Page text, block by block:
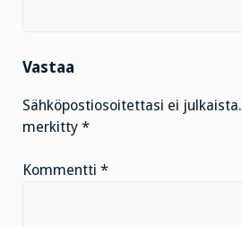
Vastaa
Sähköpostiosoitettasi ei julkaista.
merkitty *
Kommentti *